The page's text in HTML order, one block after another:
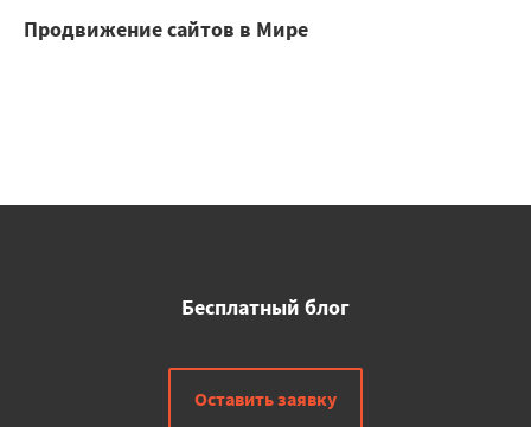
Продвижение сайтов в Мире
Бесплатный блог
Оставить заявку